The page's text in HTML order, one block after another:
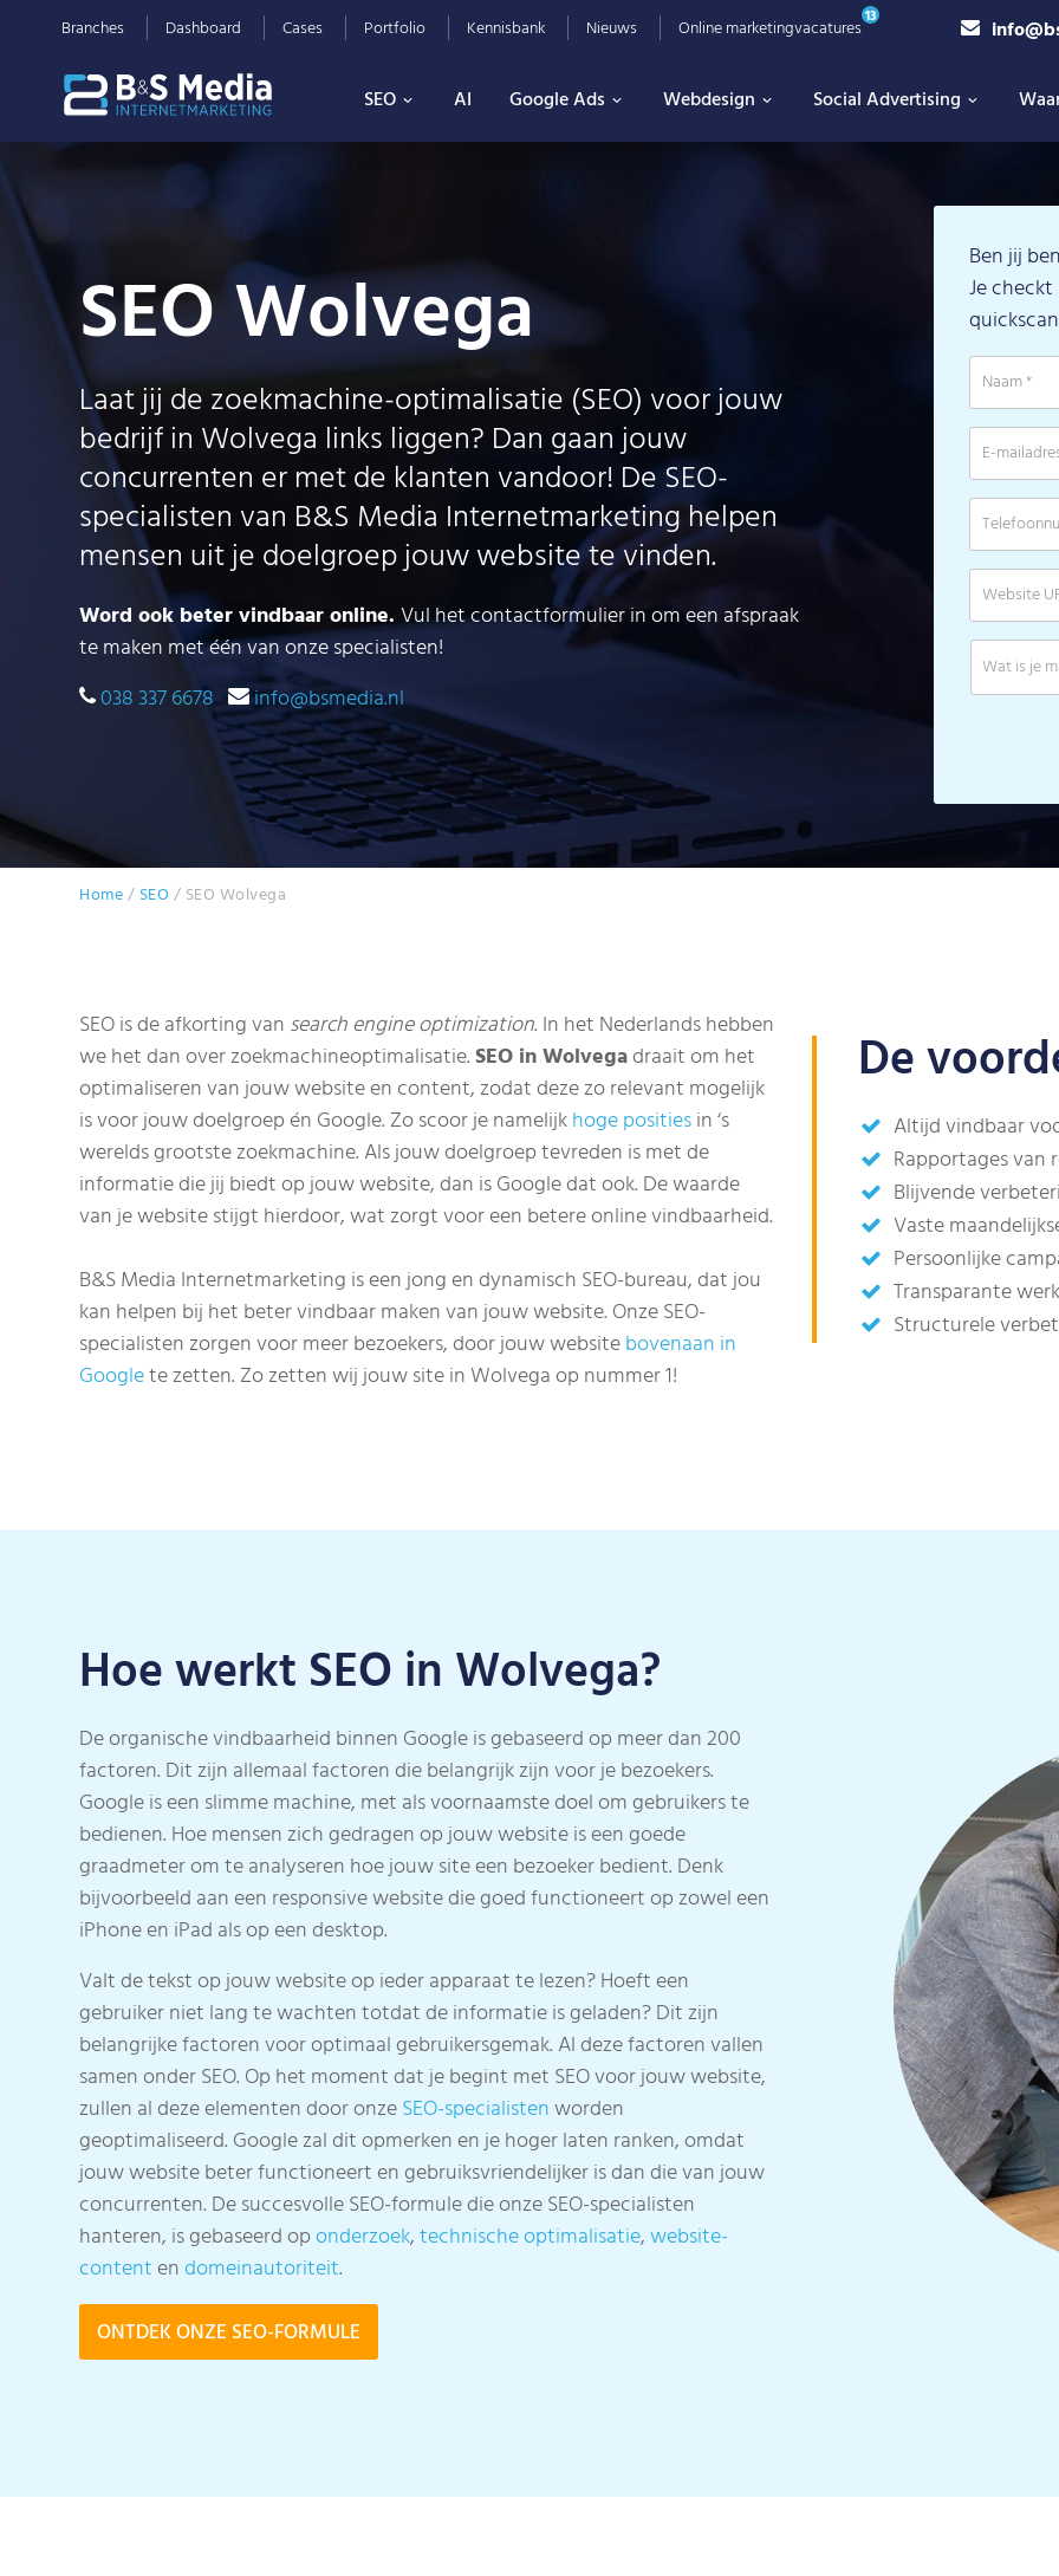
Branches Dashboard Cases Portfolio Kennisbank Nieuws Online marketingvacatures13
SEO AI Google Ads Webdesign Social Advertising
SEO Wolvega
Laat jij de zoekmachine-optimalisatie (SEO) voor jouw
bedrijf in Wolvega links liggen? Dan gaan jouw
concurrenten er met de klanten vandoor! De SEO-
specialisten van B&S Media Internetmarketing helpen
mensen uit je doelgroep jouw website te vinden.
Word ook beter vindbaar online.Vul het contactformulier in om een afspraak
te maken met één van onze specialisten!
038 337 6678
info@bsmedia.nl
Ben jij
Je
Home/ SEO/ SEO Wolvega
SEO is de afkorting van search engine optimization. In het Nederlands hebben
we het dan over zoekmachineoptimalisatie.SEO in Wolvegadraait om het
optimaliseren van jouw website en content, zodat deze zo relevant mogelijk
is voor jouw doelgroep én Google. Zo scoor je namelijkhoge positiesin ‘s
werelds grootste zoekmachine. Als jouw doelgroep tevreden is met de
informatie die jij biedt op jouw website, dan is Google dat ook. De waarde
van je website stijgt hierdoor, wat zorgt voor een betere online vindbaarheid.
B&S Media Internetmarketing is een jong en dynamisch SEO-bureau, dat jou
kan helpen bij het beter vindbaar maken van jouw website. Onze SEO-
specialisten zorgen voor meer bezoekers, door jouw websitebovenaan in
Googlete zetten. Zo zetten wij jouw site in Wolvega op nummer 1!
De
Altijd vindbaar
Rapportages van
Blijvende
Vaste
Persoonlijke
Transparante
Structurele
Hoe werkt SEO in Wolvega?
De organische vindbaarheid binnen Google is gebaseerd op meer dan 200
factoren. Dit zijn allemaal factoren die belangrijk zijn voor je bezoekers.
Google is een slimme machine, met als voornaamste doel om gebruikers te
bedienen. Hoe mensen zich gedragen op jouw website is een goede
graadmeter om te analyseren hoe jouw site een bezoeker bedient. Denk
bijvoorbeeld aan een responsive website die goed functioneert op zowel een
iPhone en iPad als op een desktop.
Valt de tekst op jouw website op ieder apparaat te lezen? Hoeft een
gebruiker niet lang te wachten totdat de informatie is geladen? Dit zijn
belangrijke factoren voor optimaal gebruikersgemak. Al deze factoren vallen
samen onder SEO. Op het moment dat je begint met SEO voor jouw website,
zullen al deze elementen door onzeSEO-specialistenworden
geoptimaliseerd. Google zal dit opmerken en je hoger laten ranken, omdat
jouw website beter functioneert en gebruiksvriendelijker is dan die van jouw
concurrenten. De succesvolle SEO-formule die onze SEO-specialisten
hanteren, is gebaseerd oponderzoek,technische optimalisatie,website-
contentendomeinautoriteit.
ONTDEK ONZE SEO-FORMULE